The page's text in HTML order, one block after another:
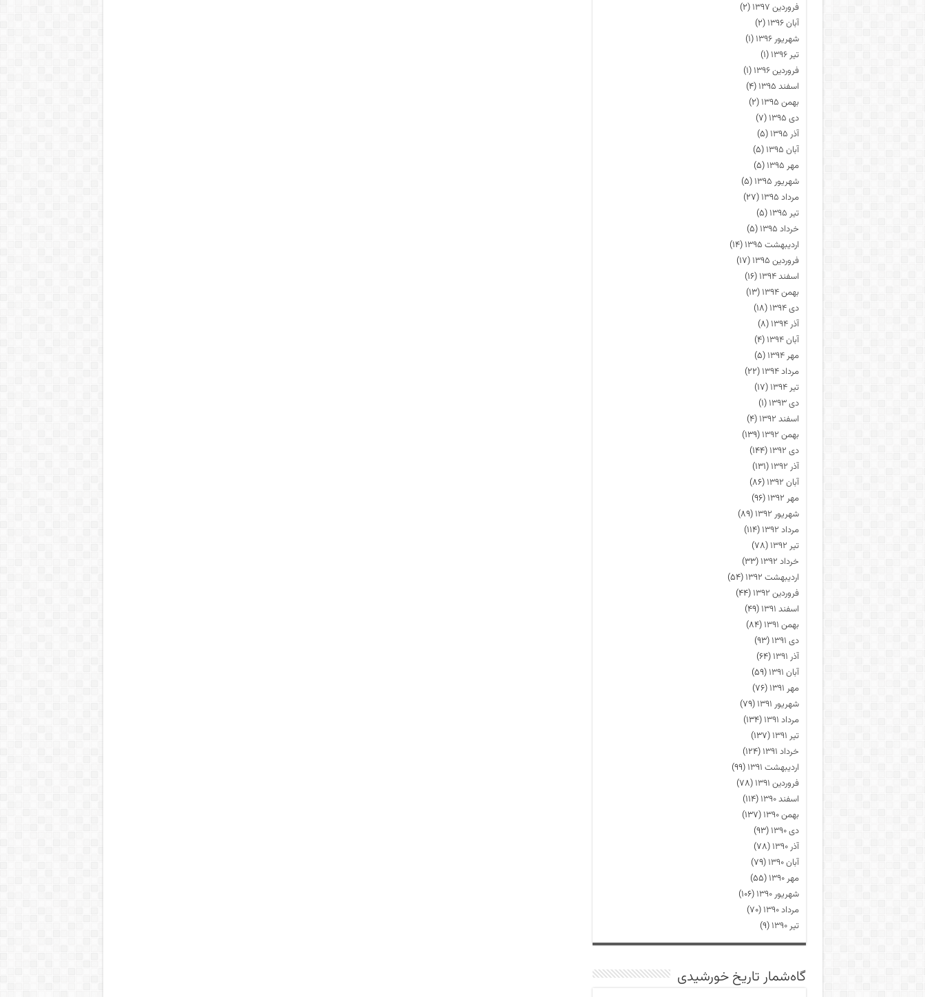
فروردین ۱۳۹۷
(۲)
آبان ۱۳۹۶
(۲)
شهریور ۱۳۹۶
(۱)
تیر ۱۳۹۶
(۱)
فروردین ۱۳۹۶
(۱)
اسفند ۱۳۹۵
(۴)
بهمن ۱۳۹۵
(۲)
دی ۱۳۹۵
(۷)
آذر ۱۳۹۵
(۵)
آبان ۱۳۹۵
(۵)
مهر ۱۳۹۵
(۵)
شهریور ۱۳۹۵
(۵)
مرداد ۱۳۹۵
(۲۷)
تیر ۱۳۹۵
(۵)
خرداد ۱۳۹۵
(۵)
اردیبهشت ۱۳۹۵
(۱۴)
فروردین ۱۳۹۵
(۱۷)
اسفند ۱۳۹۴
(۱۶)
بهمن ۱۳۹۴
(۱۳)
دی ۱۳۹۴
(۱۸)
آذر ۱۳۹۴
(۸)
آبان ۱۳۹۴
(۴)
مهر ۱۳۹۴
(۵)
مرداد ۱۳۹۴
(۲۲)
تیر ۱۳۹۴
(۱۷)
دی ۱۳۹۳
(۱)
اسفند ۱۳۹۲
(۴)
بهمن ۱۳۹۲
(۱۳۹)
دی ۱۳۹۲
(۱۴۴)
آذر ۱۳۹۲
(۱۳۱)
آبان ۱۳۹۲
(۸۶)
مهر ۱۳۹۲
(۹۶)
شهریور ۱۳۹۲
(۸۹)
مرداد ۱۳۹۲
(۱۱۴)
تیر ۱۳۹۲
(۷۸)
خرداد ۱۳۹۲
(۳۳)
اردیبهشت ۱۳۹۲
(۵۴)
فروردین ۱۳۹۲
(۴۴)
اسفند ۱۳۹۱
(۴۹)
بهمن ۱۳۹۱
(۸۴)
دی ۱۳۹۱
(۹۳)
آذر ۱۳۹۱
(۶۴)
آبان ۱۳۹۱
(۵۹)
مهر ۱۳۹۱
(۷۶)
شهریور ۱۳۹۱
(۷۹)
مرداد ۱۳۹۱
(۱۳۴)
تیر ۱۳۹۱
(۱۳۷)
خرداد ۱۳۹۱
(۱۲۴)
اردیبهشت ۱۳۹۱
(۹۹)
فروردین ۱۳۹۱
(۷۸)
اسفند ۱۳۹۰
(۱۱۴)
بهمن ۱۳۹۰
(۱۳۷)
دی ۱۳۹۰
(۹۳)
آذر ۱۳۹۰
(۷۸)
آبان ۱۳۹۰
(۷۹)
مهر ۱۳۹۰
(۵۵)
شهریور ۱۳۹۰
(۱۰۶)
مرداد ۱۳۹۰
(۷۰)
تیر ۱۳۹۰
(۹)
گاه‌شمار تاریخ خورشیدی